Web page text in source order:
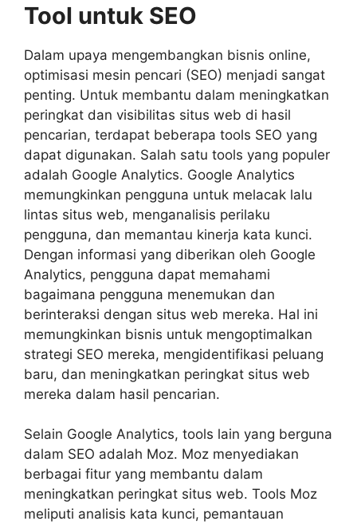
Tool untuk SEO
Dalam upaya mengembangkan bisnis online,
optimisasi mesin pencari (SEO) menjadi sangat
penting. Untuk membantu dalam meningkatkan
peringkat dan visibilitas situs web di hasil
pencarian, terdapat beberapa tools SEO yang
dapat digunakan. Salah satu tools yang populer
adalah Google Analytics. Google Analytics
memungkinkan pengguna untuk melacak lalu
lintas situs web, menganalisis perilaku
pengguna, dan memantau kinerja kata kunci.
Dengan informasi yang diberikan oleh Google
Analytics, pengguna dapat memahami
bagaimana pengguna menemukan dan
berinteraksi dengan situs web mereka. Hal ini
memungkinkan bisnis untuk mengoptimalkan
strategi SEO mereka, mengidentifikasi peluang
baru, dan meningkatkan peringkat situs web
mereka dalam hasil pencarian.
Selain Google Analytics, tools lain yang berguna
dalam SEO adalah Moz. Moz menyediakan
berbagai fitur yang membantu dalam
meningkatkan peringkat situs web. Tools Moz
meliputi analisis kata kunci, pemantauan